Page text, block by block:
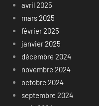
avril 2025
mars 2025
février 2025
janvier 2025
décembre 2024
novembre 2024
octobre 2024
septembre 2024